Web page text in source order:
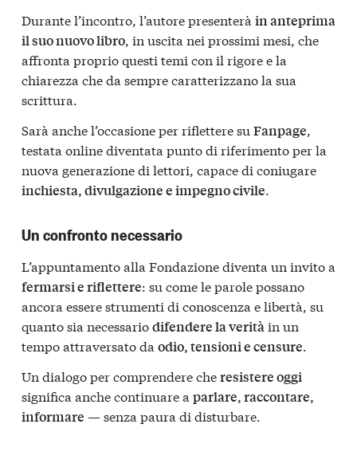
Durante l’incontro, l’autore presenterà in anteprima
il suo nuovo libro, in uscita nei prossimi mesi, che
affronta proprio questi temi con il rigore e la
chiarezza che da sempre caratterizzano la sua
scrittura.
Sarà anche l’occasione per riflettere su Fanpage,
testata online diventata punto di riferimento per la
nuova generazione di lettori, capace di coniugare
inchiesta, divulgazione e impegno civile.
Un confronto necessario
L’appuntamento alla Fondazione diventa un invito a
fermarsi e riflettere: su come le parole possano
ancora essere strumenti di conoscenza e libertà, su
quanto sia necessariodifendere la veritàin un
tempo attraversato da odio, tensioni e censure.
Un dialogo per comprendere cheresistere oggi
significa anche continuare a parlare, raccontare,
informare — senza paura di disturbare.